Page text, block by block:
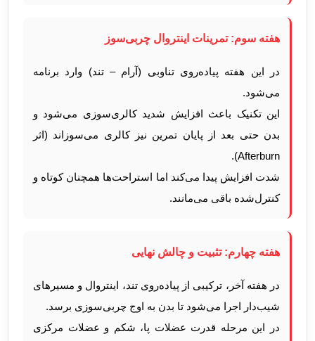
هفته سوم: تمرینات اینتروال چربی‌سوز
در این هفته پیاده‌روی تناوبی (آرام – تند) وارد برنامه
می‌شود.
این تکنیک باعث افزایش شدید کالری‌سوزی می‌شود و
بدن حتی بعد از پایان تمرین نیز کالری می‌سوزاند (اثر
Afterburn).
شدت افزایش پیدا می‌کند اما استراحت‌ها همچنان کوتاه و
کنترل‌شده باقی می‌مانند.
هفته چهارم: تثبیت و چالش نهایی
در هفته آخر، ترکیبی از پیاده‌روی تند، اینتروال و مسیرهای
شیب‌دار اجرا می‌شود تا بدن به اوج چربی‌سوزی برسد.
در این مرحله قدرت عضلات پا، شکم و عضلات مرکزی